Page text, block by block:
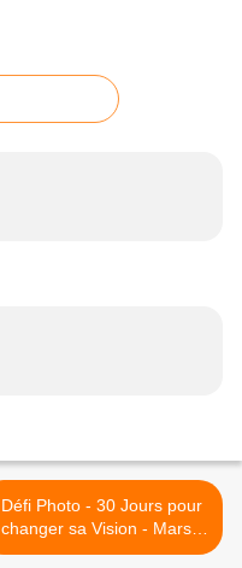
Défi Photo - 30 Jours pour
changer sa Vision - Mars -
Jour 24 - Objets Anciens..